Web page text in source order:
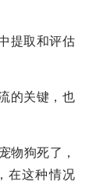
提取和评估
的关键，也
物狗死了，
在这种情况